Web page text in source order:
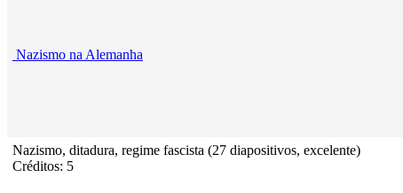
Nazismo na Alemanha
Nazismo, ditadura, regime fascista (27 diapositivos, excelente)
Créditos: 5